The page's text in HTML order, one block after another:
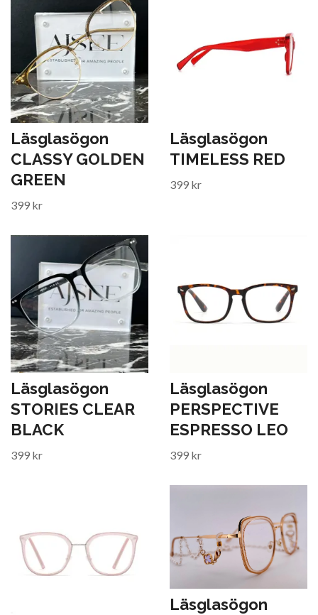
Läsglasögon
CLASSY GOLDEN
GREEN
399 kr
Läsglasögon
TIMELESS RED
399 kr
Läsglasögon
STORIES CLEAR
BLACK
399 kr
Läsglasögon
PERSPECTIVE
ESPRESSO LEO
399 kr
Läsglasögon